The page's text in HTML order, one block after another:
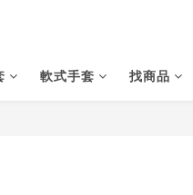
軟式手套 找商品